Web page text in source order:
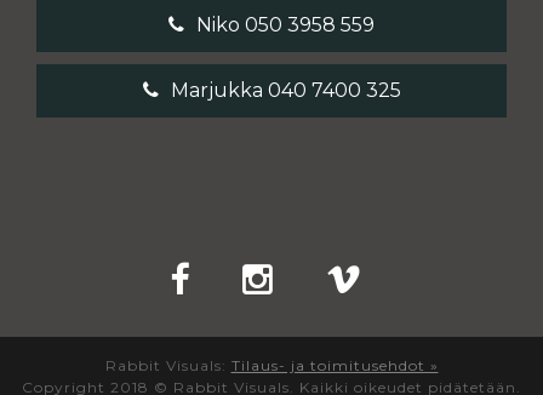
Niko 050 3958 559
Marjukka 040 7400 325
Rabbit Visuals: Tilaus- ja toimitusehdot »
Copyright 2018 © Rabbit Visuals. Kaikki oikeudet pidätetään.